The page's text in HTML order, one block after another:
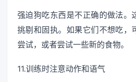
强迫狗吃东西是不正确的做法。
挑剔和固执。如果它们不想吃，
尝试，或者尝试一些新的食物。
11.训练时注意动作和语气